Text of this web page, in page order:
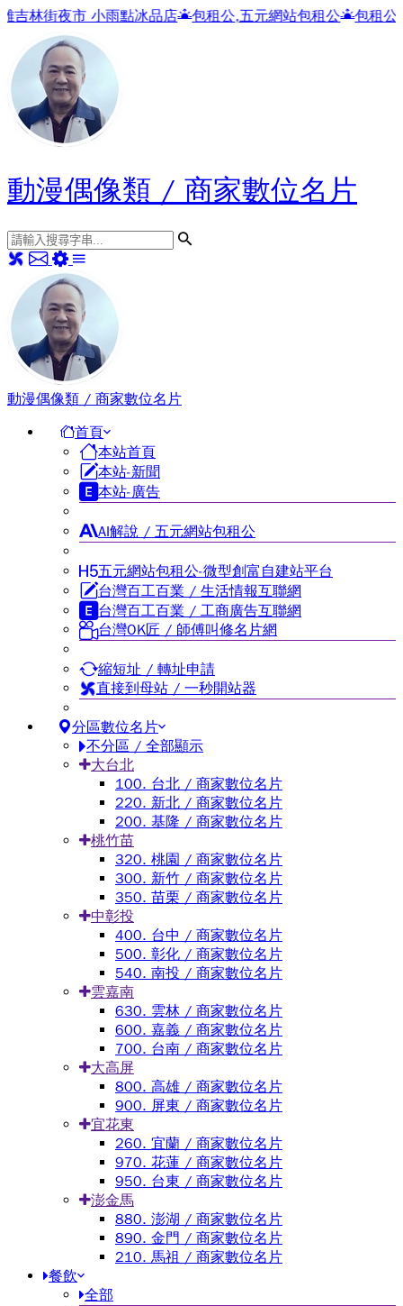
品店 包租公,五元網站包租公 包租公
動漫偶像類 / 商家數位名片
動漫偶像類 / 商家數位名片
首頁
本站首頁
本站-新聞
本站-廣告
AI解說 / 五元網站包租公
五元網站包租公-微型創富自建站平台
台灣百工百業 / 生活情報互聯網
台灣百工百業 / 工商廣告互聯網
台灣OK匠 / 師傅叫修名片網
縮短址 / 轉址申請
直接到母站 / 一秒開站器
分區數位名片
不分區 / 全部顯示
大台北
100. 台北 / 商家數位名片
220. 新北 / 商家數位名片
200. 基隆 / 商家數位名片
桃竹苗
320. 桃園 / 商家數位名片
300. 新竹 / 商家數位名片
350. 苗栗 / 商家數位名片
中彰投
400. 台中 / 商家數位名片
500. 彰化 / 商家數位名片
540. 南投 / 商家數位名片
雲嘉南
630. 雲林 / 商家數位名片
600. 嘉義 / 商家數位名片
700. 台南 / 商家數位名片
大高屏
800. 高雄 / 商家數位名片
900. 屏東 / 商家數位名片
宜花東
260. 宜蘭 / 商家數位名片
970. 花蓮 / 商家數位名片
950. 台東 / 商家數位名片
澎金馬
880. 澎湖 / 商家數位名片
890. 金門 / 商家數位名片
210. 馬祖 / 商家數位名片
餐飲
全部